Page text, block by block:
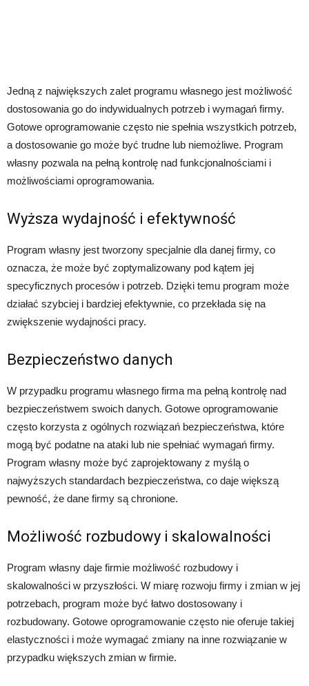
Jedną z największych zalet programu własnego jest możliwość
dostosowania go do indywidualnych potrzeb i wymagań firmy.
Gotowe oprogramowanie często nie spełnia wszystkich potrzeb,
a dostosowanie go może być trudne lub niemożliwe. Program
własny pozwala na pełną kontrolę nad funkcjonalnościami i
możliwościami oprogramowania.
Wyższa wydajność i efektywność
Program własny jest tworzony specjalnie dla danej firmy, co
oznacza, że może być zoptymalizowany pod kątem jej
specyficznych procesów i potrzeb. Dzięki temu program może
działać szybciej i bardziej efektywnie, co przekłada się na
zwiększenie wydajności pracy.
Bezpieczeństwo danych
W przypadku programu własnego firma ma pełną kontrolę nad
bezpieczeństwem swoich danych. Gotowe oprogramowanie
często korzysta z ogólnych rozwiązań bezpieczeństwa, które
mogą być podatne na ataki lub nie spełniać wymagań firmy.
Program własny może być zaprojektowany z myślą o
najwyższych standardach bezpieczeństwa, co daje większą
pewność, że dane firmy są chronione.
Możliwość rozbudowy i skalowalności
Program własny daje firmie możliwość rozbudowy i
skalowalności w przyszłości. W miarę rozwoju firmy i zmian w jej
potrzebach, program może być łatwo dostosowany i
rozbudowany. Gotowe oprogramowanie często nie oferuje takiej
elastyczności i może wymagać zmiany na inne rozwiązanie w
przypadku większych zmian w firmie.